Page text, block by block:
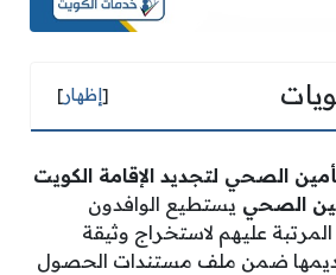
[إظهار]
الصحي لتجديد الإقامة الكويت
الصحي يستطيع الوافدون
عليهم لاستخراج وثيقة
ضمن ملف مستندات الحصول